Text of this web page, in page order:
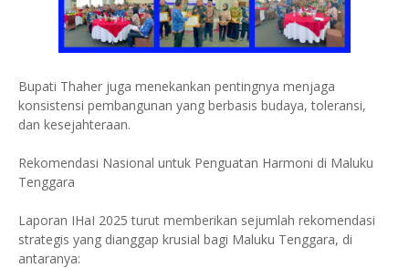
Bupati Thaher juga menekankan pentingnya menjaga
konsistensi pembangunan yang berbasis budaya, toleransi,
dan kesejahteraan.
Rekomendasi Nasional untuk Penguatan Harmoni di Maluku
Tenggara
Laporan IHaI 2025 turut memberikan sejumlah rekomendasi
strategis yang dianggap krusial bagi Maluku Tenggara, di
antaranya: